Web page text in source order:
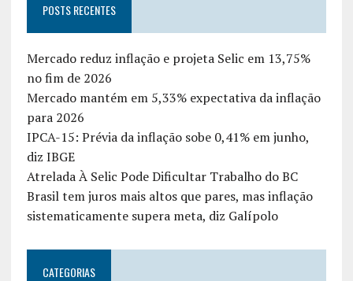
POSTS RECENTES
Mercado reduz inflação e projeta Selic em 13,75%
no fim de 2026
Mercado mantém em 5,33% expectativa da inflação
para 2026
IPCA-15: Prévia da inflação sobe 0,41% em junho,
diz IBGE
Atrelada À Selic Pode Dificultar Trabalho do BC
Brasil tem juros mais altos que pares, mas inflação
sistematicamente supera meta, diz Galípolo
CATEGORIAS